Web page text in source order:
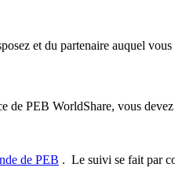
et du partenaire auquel vous
de PEB WorldShare, vous
de PEB . Le suivi se fait par